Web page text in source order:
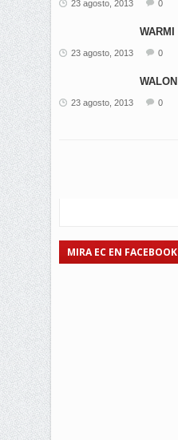
23 agosto, 2013 0
WARMI
23 agosto, 2013 0
WALON
23 agosto, 2013 0
MIRA EC EN FACEBOOK